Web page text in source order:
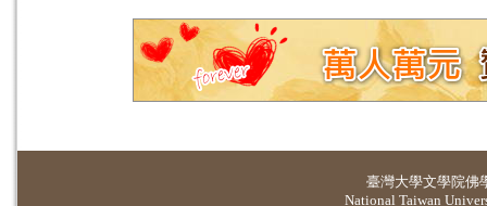
臺灣大學文學院佛
National Taiwan